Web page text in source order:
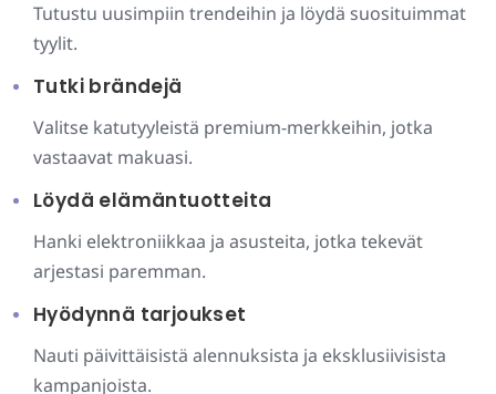
Tutustu uusimpiin trendeihin ja löydä suosituimmat
tyylit.
Tutki brändejä
Valitse katutyyleistä premium-merkkeihin, jotka
vastaavat makuasi.
Löydä elämäntuotteita
Hanki elektroniikkaa ja asusteita, jotka tekevät
arjestasi paremman.
Hyödynnä tarjoukset
Nauti päivittäisistä alennuksista ja eksklusiivisista
kampanjoista.